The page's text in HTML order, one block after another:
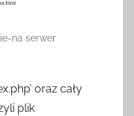
na serwer
oraz cały
plik